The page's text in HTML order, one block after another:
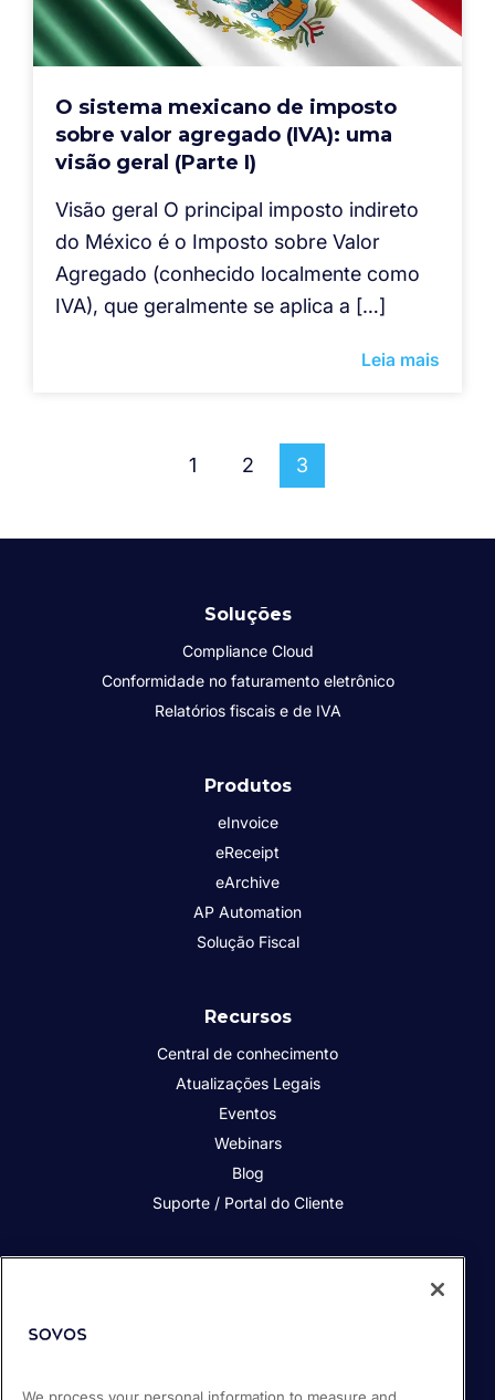
O sistema mexicano de imposto
sobre valor agregado (IVA): uma
visão geral (Parte I)
Visão geral O principal imposto indireto
do México é o Imposto sobre Valor
Agregado (conhecido localmente como
IVA), que geralmente se aplica a […]
Leia mais
1 2 3
Soluções
Compliance Cloud
Conformidade no faturamento eletrônico
Relatórios fiscais e de IVA
Produtos
eInvoice
eReceipt
eArchive
AP Automation
Solução Fiscal
Recursos
Central de conhecimento
Atualizações Legais
Eventos
Webinars
Blog
Suporte / Portal do Cliente